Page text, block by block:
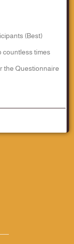
(Best)
countless times
the Questionnaire